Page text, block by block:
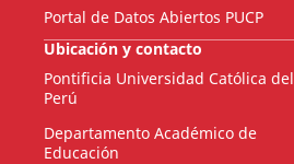
Portal de Datos Abiertos PUCP
Ubicación y contacto
Pontificia Universidad Católica del
Perú
Departamento Académico de
Educación